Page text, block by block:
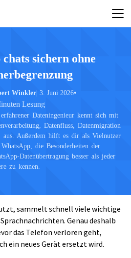
sichern ohne
Winkler| 3. Juni 2026•
Lesung
Dateningenieur kennt sich mit
Datenfluss, Datenmigration
aus. Außerdem hilft es dir als Vielnutzer
die Besonderheiten der
Datenübertragung besser als jeder
zu kennen.
sammelt schnell viele wichtige
Genau deshalb
das Telefon verloren geht,
ein neues Gerät ersetzt wird.